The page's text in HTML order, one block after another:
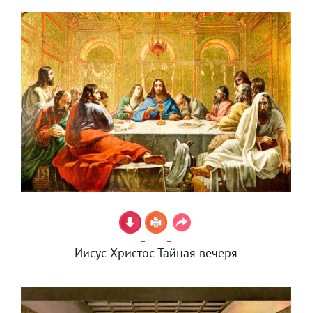
Иисус Христос Тайная вечеря